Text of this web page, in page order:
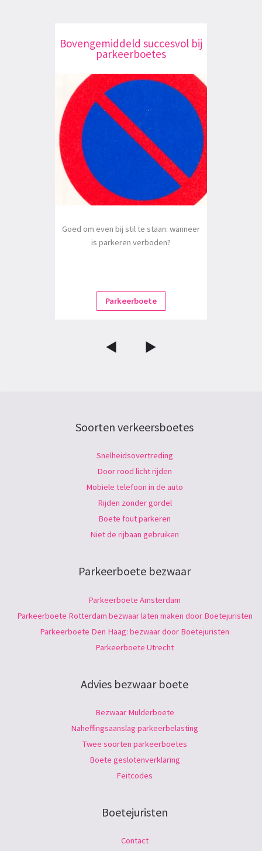
Bovengemiddeld succesvol bij
parkeerboetes
Goed om even bij stil te staan: wanneer
is parkeren verboden?
Parkeerboete
Soorten verkeersboetes
Snelheidsovertreding
Door rood licht rijden
Mobiele telefoon in de auto
Rijden zonder gordel
Boete fout parkeren
Niet de rijbaan gebruiken
Parkeerboete bezwaar
Parkeerboete Amsterdam
Parkeerboete Rotterdam bezwaar laten maken door Boetejuristen
Parkeerboete Den Haag: bezwaar door Boetejuristen
Parkeerboete Utrecht
Advies bezwaar boete
Bezwaar Mulderboete
Naheffingsaanslag parkeerbelasting
Twee soorten parkeerboetes
Boete geslotenverklaring
Feitcodes
Boetejuristen
Contact